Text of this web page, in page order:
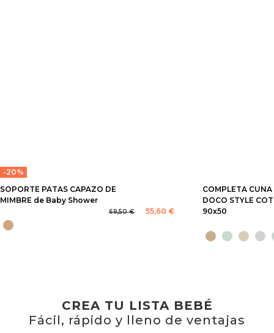
-20%
SOPORTE PATAS CAPAZO DE
MIMBRE de Baby Shower
69,50 € 55,60 €
COMPLETA
DOCO STYLE
90x50
CREA TU LISTA BEBÉ
Fácil, rápido y lleno de ventajas